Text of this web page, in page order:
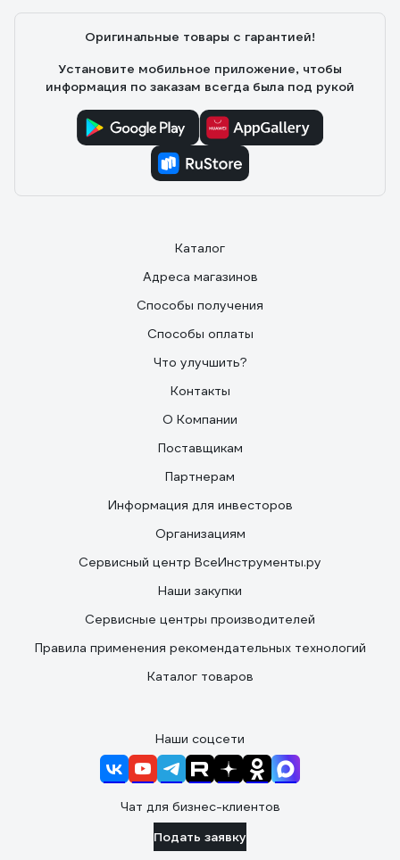
Оригинальные товары с гарантией!
Установите мобильное приложение, чтобы
информация по заказам всегда была под рукой
Каталог
Адреса магазинов
Способы получения
Способы оплаты
Что улучшить?
Контакты
О Компании
Поставщикам
Партнерам
Информация для инвесторов
Организациям
Сервисный центр ВсеИнструменты.ру
Наши закупки
Сервисные центры производителей
Правила применения рекомендательных технологий
Каталог товаров
Наши соцсети
Чат для бизнес-клиентов
Подать заявку